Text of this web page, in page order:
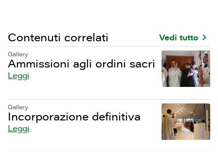
Contenuti correlati Vedi tutto
Gallery
Ammissioni agli ordini sacri
Leggi
Gallery
Incorporazione definitiva
Leggi